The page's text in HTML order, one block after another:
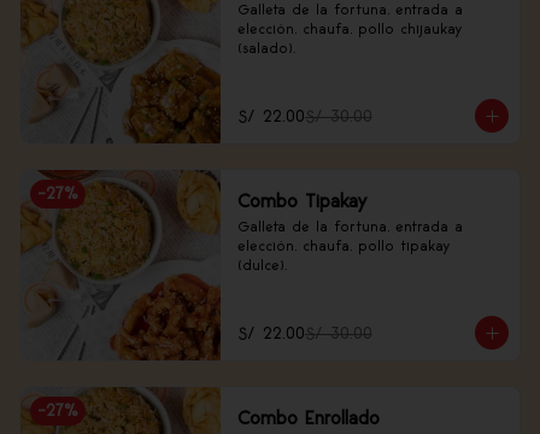
Galleta de la fortuna, entrada a
elección, chaufa, pollo chijaukay
(salado).
S/ 22.00S/ 30.00
-27% Combo Tipakay
Galleta de la fortuna, entrada a
elección, chaufa, pollo tipakay
(dulce).
S/ 22.00S/ 30.00
-27% Combo Enrollado